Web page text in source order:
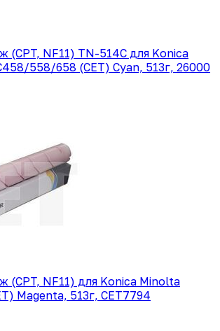
(CPT, NF11) TN-514C для Konica
558/658 (CET) Cyan, 513г, 26000
(CPT, NF11) для Konica Minolta
Magenta, 513г, CET7794